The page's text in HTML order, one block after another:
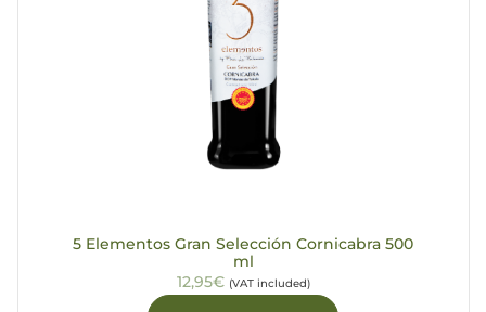
5 Elementos Gran Selección Cornicabra 500
ml
12,95€ (VAT included)